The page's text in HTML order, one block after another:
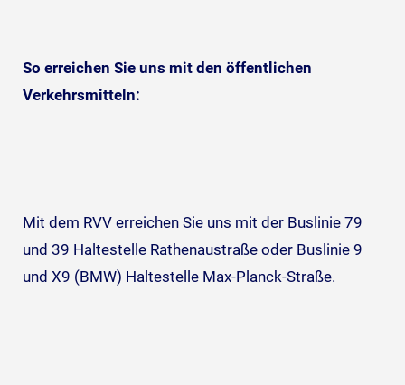
So erreichen Sie uns mit den öffentlichen
Verkehrsmitteln:
Mit dem RVV erreichen Sie uns mit der Buslinie 79
und 39 Haltestelle Rathenaustraße oder Buslinie 9
und X9 (BMW) Haltestelle Max-Planck-Straße.